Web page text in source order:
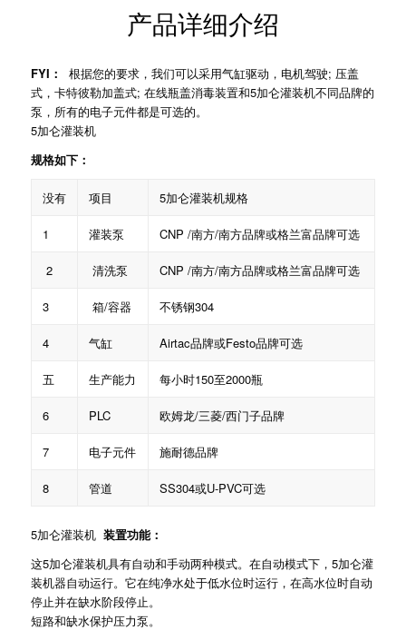
产品详细介绍
FYI： 根据您的要求，我们可以采用气缸驱动，电机驾驶; 压盖
式，卡特彼勒加盖式; 在线瓶盖消毒装置和5加仑灌装机不同品牌的
泵，所有的电子元件都是可选的。
5加仑灌装机
规格如下：
没有 项目 5加仑灌装机规格
1 灌装泵 CNP /南方/南方品牌或格兰富品牌可选
2 清洗泵 CNP /南方/南方品牌或格兰富品牌可选
3 箱/容器 不锈钢304
4 气缸 Airtac品牌或Festo品牌可选
五 生产能力 每小时150至2000瓶
6 PLC 欧姆龙/三菱/西门子品牌
7 电子元件 施耐德品牌
8 管道 SS304或U-PVC可选
5加仑灌装机 装置功能：
这5加仑灌装机具有自动和手动两种模式。在自动模式下，5加仑灌
装机器自动运行。它在纯净水处于低水位时运行，在高水位时自动
停止并在缺水阶段停止。
短路和缺水保护压力泵。